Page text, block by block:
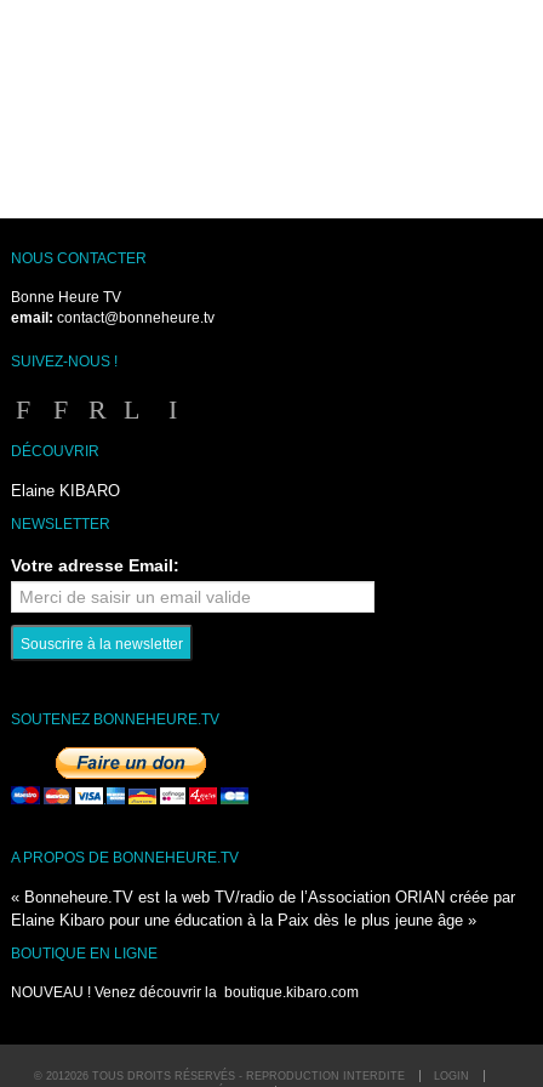
NOUS CONTACTER
Bonne Heure TV
email: contact@bonneheure.tv
SUIVEZ-NOUS !
DÉCOUVRIR
Elaine KIBARO
NEWSLETTER
Votre adresse Email:
SOUTENEZ BONNEHEURE.TV
A PROPOS DE BONNEHEURE.TV
« Bonneheure.TV est la web TV/radio de l’Association ORIAN créée par
Elaine Kibaro pour une éducation à la Paix dès le plus jeune âge »
BOUTIQUE EN LIGNE
NOUVEAU ! Venez découvrir la boutique.kibaro.com
© 2012026 TOUS DROITS RÉSERVÉS - REPRODUCTION INTERDITE
LOGIN